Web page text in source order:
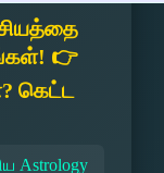
👉
கெட்ட
Astrology